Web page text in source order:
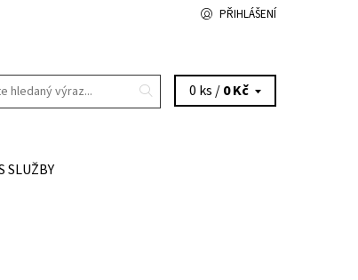
PŘIHLÁŠENÍ
0 ks /0 Kč
SLUŽBY